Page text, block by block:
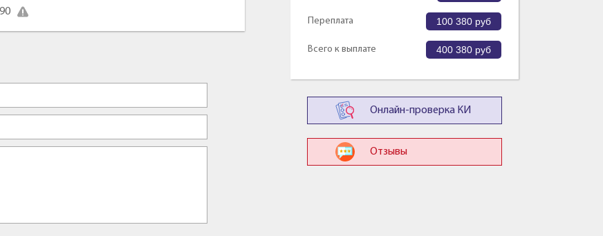
Переплата 100 380 руб
Всего к выплате 400 380 руб
Онлайн-проверка КИ
Отзывы